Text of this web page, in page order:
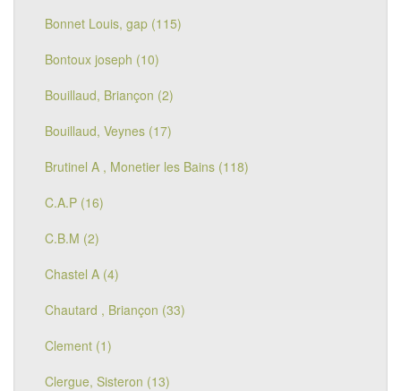
Bonnet Louis, gap (115)
Bontoux joseph (10)
Bouillaud, Briançon (2)
Bouillaud, Veynes (17)
Brutinel A , Monetier les Bains (118)
C.A.P (16)
C.B.M (2)
Chastel A (4)
Chautard , Briançon (33)
Clement (1)
Clergue, Sisteron (13)